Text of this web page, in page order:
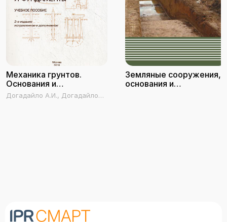
Механика грунтов.
Основания и
фундаменты
Догадайло А.И., Догадайло
Земляные сооружения,
основания и